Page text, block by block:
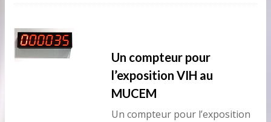
Un compteur pour
l’exposition VIH au
MUCEM
Un compteur pour l’exposition